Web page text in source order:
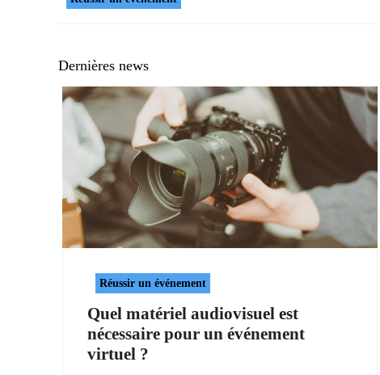
Dernières news
Réussir un événement
Quel matériel audiovisuel est
nécessaire pour un événement
virtuel ?